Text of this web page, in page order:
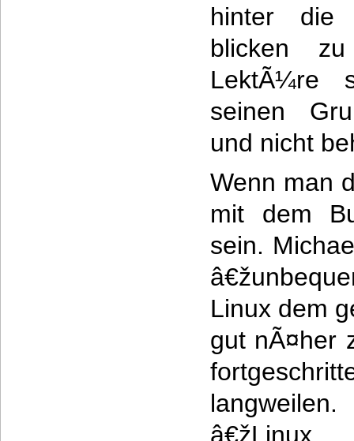
hinter die
blicken
LektÃ¼re
seinen
und nicht
Wenn man
mit dem
sein.
Linux dem
gut nÃ¤her